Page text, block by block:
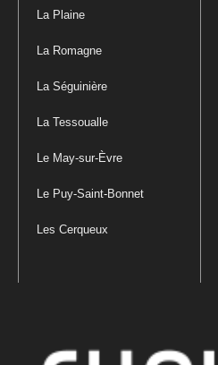
La Plaine
La Romagne
La Séguinière
La Tessoualle
Le May-sur-Èvre
Le Puy-Saint-Bonnet
Les Cerqueux